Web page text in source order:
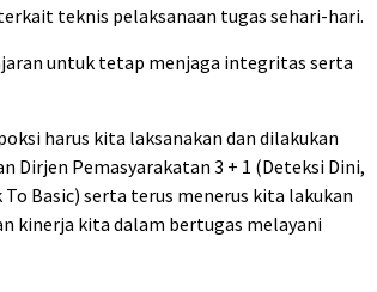
teknis pelaksanaan tugas sehari-hari.
untuk tetap menjaga integritas serta
harus kita laksanakan dan dilakukan
Dirjen Pemasyarakatan 3 + 1 (Deteksi Dini,
Basic) serta terus menerus kita lakukan
kinerja kita dalam bertugas melayani